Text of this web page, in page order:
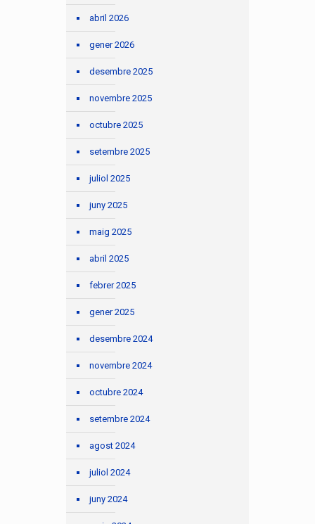
abril 2026
gener 2026
desembre 2025
novembre 2025
octubre 2025
setembre 2025
juliol 2025
juny 2025
maig 2025
abril 2025
febrer 2025
gener 2025
desembre 2024
novembre 2024
octubre 2024
setembre 2024
agost 2024
juliol 2024
juny 2024